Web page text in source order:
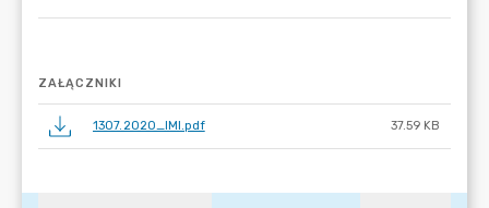
ZAŁĄCZNIKI
1307.2020_IMI.pdf 37.59 KB